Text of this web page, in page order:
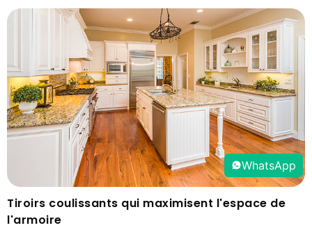
Tiroirs coulissants qui maximisent l'espace de
l'armoire
WhatsApp